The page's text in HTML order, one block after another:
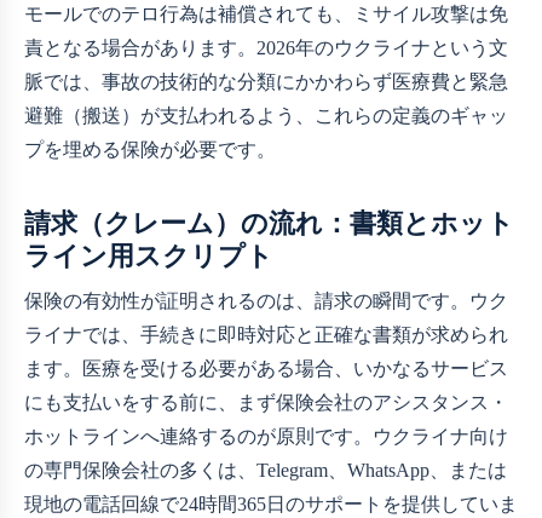
モールでのテロ行為は補償されても、ミサイル攻撃は免
責となる場合があります。2026年のウクライナという文
脈では、事故の技術的な分類にかかわらず医療費と緊急
避難（搬送）が支払われるよう、これらの定義のギャッ
プを埋める保険が必要です。
請求（クレーム）の流れ：書類とホット
ライン用スクリプト
保険の有効性が証明されるのは、請求の瞬間です。ウク
ライナでは、手続きに即時対応と正確な書類が求められ
ます。医療を受ける必要がある場合、いかなるサービス
にも支払いをする前に、まず保険会社のアシスタンス・
ホットラインへ連絡するのが原則です。ウクライナ向け
の専門保険会社の多くは、Telegram、WhatsApp、または
現地の電話回線で24時間365日のサポートを提供していま